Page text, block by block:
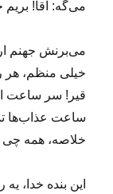
می‌گه: آقا! بریم
می‌برنش جهنم
خیلی منظم، هر
قیر! سر ساعت
ساعت عذاب‌ها
خلاصه، همه
این بنده خدا،